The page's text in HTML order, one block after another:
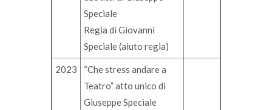
Speciale
Regia di Giovanni
Speciale (aiuto regia)
2023
“Che stress andare a
Teatro” atto unico di
Giuseppe Speciale